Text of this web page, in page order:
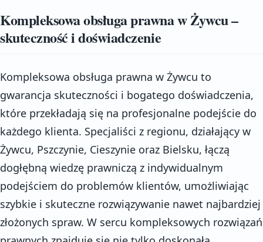
Kompleksowa obsługa prawna w Żywcu –
skuteczność i doświadczenie
Kompleksowa obsługa prawna w Żywcu to
gwarancja skuteczności i bogatego doświadczenia,
które przekładają się na profesjonalne podejście do
każdego klienta. Specjaliści z regionu, działający w
Żywcu, Pszczynie, Cieszynie oraz Bielsku, łączą
dogłębną wiedzę prawniczą z indywidualnym
podejściem do problemów klientów, umożliwiając
szybkie i skuteczne rozwiązywanie nawet najbardziej
złożonych spraw. W sercu kompleksowych rozwiązań